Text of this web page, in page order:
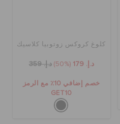
كلوغ كروكس زوتوبيا كلاسيك
د.إ. 179 (50%) د.إ. 359
خصم إضافي 10٪ مع الرمز
GET10